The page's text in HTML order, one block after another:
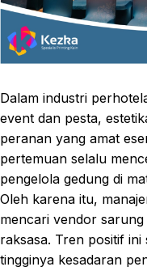
Dalam industri
event dan pesta,
peranan yang amat
pertemuan selalu
pengelola gedung di
Oleh karena itu,
mencari vendor
raksasa. Tren positif
tingginya kesadaran